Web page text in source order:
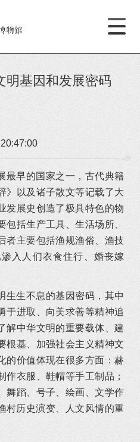
物馆
明基因和发展密码
最早的国家之一，古代典籍
》以及诸子散文等记载了大
发展史创造了极具特色的物
包括生产工具、生活场所、
者主要包括渔规渔俗、渔技
入人们衣食住行、婚丧嫁
生生不息的基因密码，其中
于进取、向美求善等精神追
解中华文明的重要载体、建
根基、加强社会主义精神文
的价值体现在很多方面：赫
作衣服、鞋帽等手工制品；
舞蹈、号子、绘画、文学作
历史演变、人文风情的重